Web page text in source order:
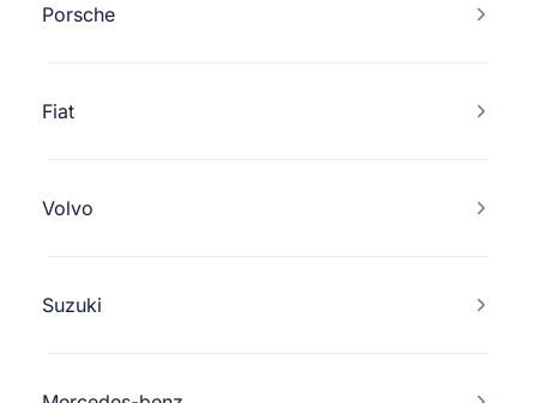
Porsche
Fiat
Volvo
Suzuki